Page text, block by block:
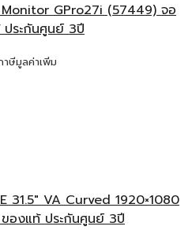
GPro27i (57449) จอ
ระกันศูนย์ 3ปี
ษีมูลค่าเพิ่ม
31.5″ VA Curved 1920×1080
องแท้ ประกันศูนย์ 3ปี